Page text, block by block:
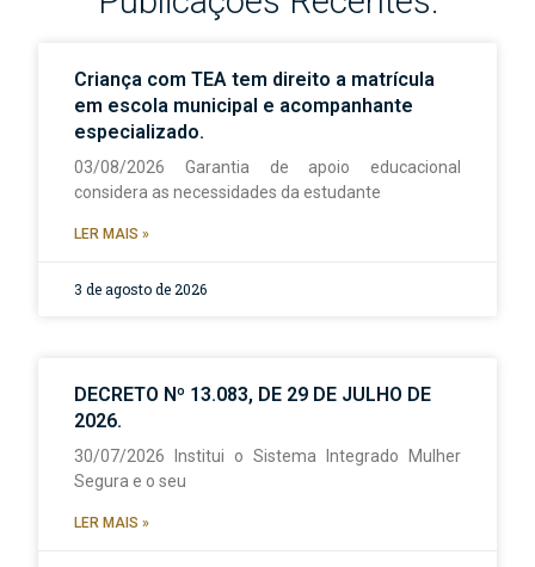
Criança com TEA tem direito a matrícula
em escola municipal e acompanhante
especializado.
03/08/2026 Garantia de apoio educacional
considera as necessidades da estudante
LER MAIS »
3 de agosto de 2026
DECRETO Nº 13.083, DE 29 DE JULHO DE
2026.
30/07/2026 Institui o Sistema Integrado Mulher
Segura e o seu
LER MAIS »